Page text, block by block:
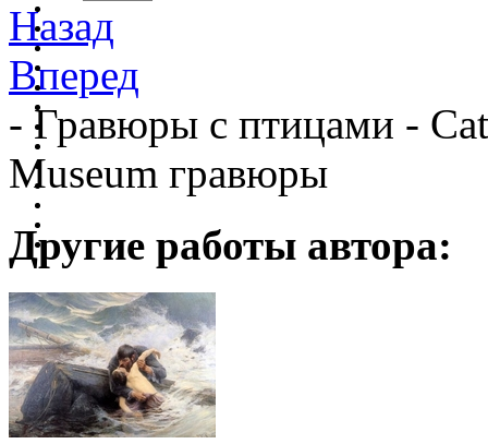
Назад
Вперед
- Гравюры с птицами -
Museum гравюры
Другие работы автора: